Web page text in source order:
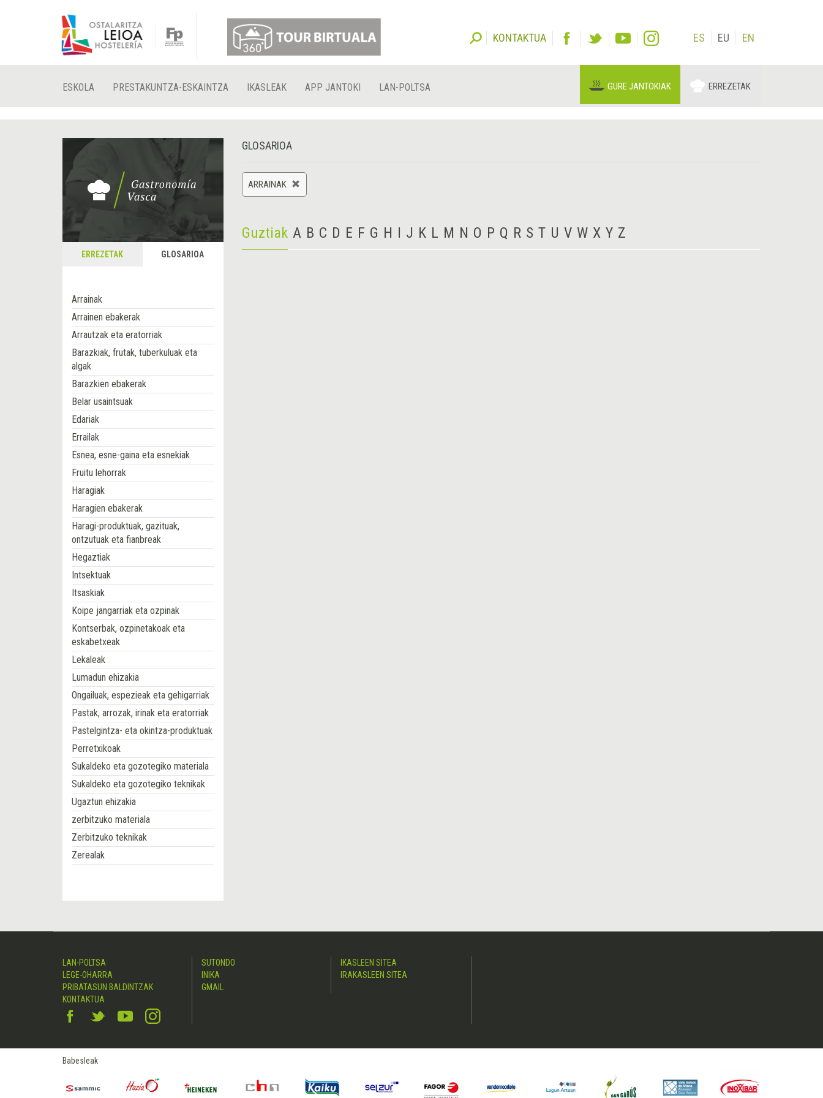
KONTAKTUA ES EU EN
ESKOLA PRESTAKUNTZA-ESKAINTZA IKASLEAK APP JANTOKI LAN-POLTSA GURE JANTOKIAK ERREZETAK
ERREZETAK GLOSARIOA
Arrainak
Arrainen ebakerak
Arrautzak eta eratorriak
Barazkiak, frutak, tuberkuluak eta
algak
Barazkien ebakerak
Belar usaintsuak
Edariak
Errailak
Esnea, esne-gaina eta esnekiak
Fruitu lehorrak
Haragiak
Haragien ebakerak
Haragi-produktuak, gazituak,
ontzutuak eta fianbreak
Hegaztiak
Intsektuak
Itsaskiak
Koipe jangarriak eta ozpinak
Kontserbak, ozpinetakoak eta
eskabetxeak
Lekaleak
Lumadun ehizakia
Ongailuak, espezieak eta gehigarriak
Pastak, arrozak, irinak eta eratorriak
Pastelgintza- eta okintza-produktuak
Perretxikoak
Sukaldeko eta gozotegiko materiala
Sukaldeko eta gozotegiko teknikak
Ugaztun ehizakia
zerbitzuko materiala
Zerbitzuko teknikak
Zerealak
GLOSARIOA
ARRAINAK
Guztiak A B C D E F G H I J K L M N O P Q R S T U V W X Y Z
LAN-POLTSA
LEGE-OHARRA
PRIBATASUN BALDINTZAK
KONTAKTUA
SUTONDO
INIKA
GMAIL
IKASLEEN SITEA
IRAKASLEEN SITEA
Babesleak